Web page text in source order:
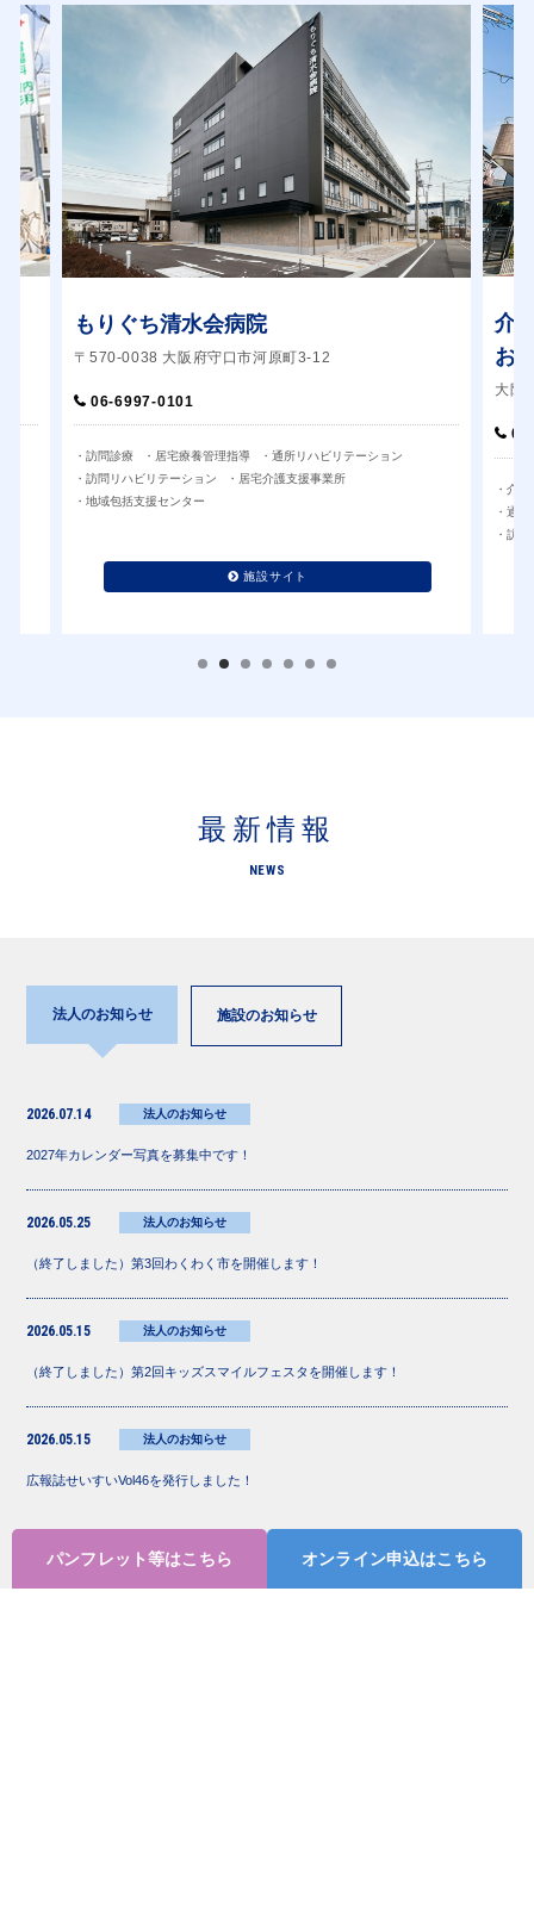
介護老人保健施設
おひさま園
・介護老人保健施設
・短期入所サービス
・通所リハビリテーション
施設サイト
最新情報
NEWS
法人のお知らせ 施設のお知らせ
2026.07.14 法人のお知らせ
2027年カレンダー写真を募集中です！
2026.05.25 法人のお知らせ
（終了しました）第3回わくわく市を開催します！
2026.05.15 法人のお知らせ
（終了しました）第2回キッズスマイルフェスタを開催します！
2026.05.15 法人のお知らせ
広報誌せいすいVol46を発行しました！
一覧はこちら
パンフレット等はこちら オンライン申込はこちら